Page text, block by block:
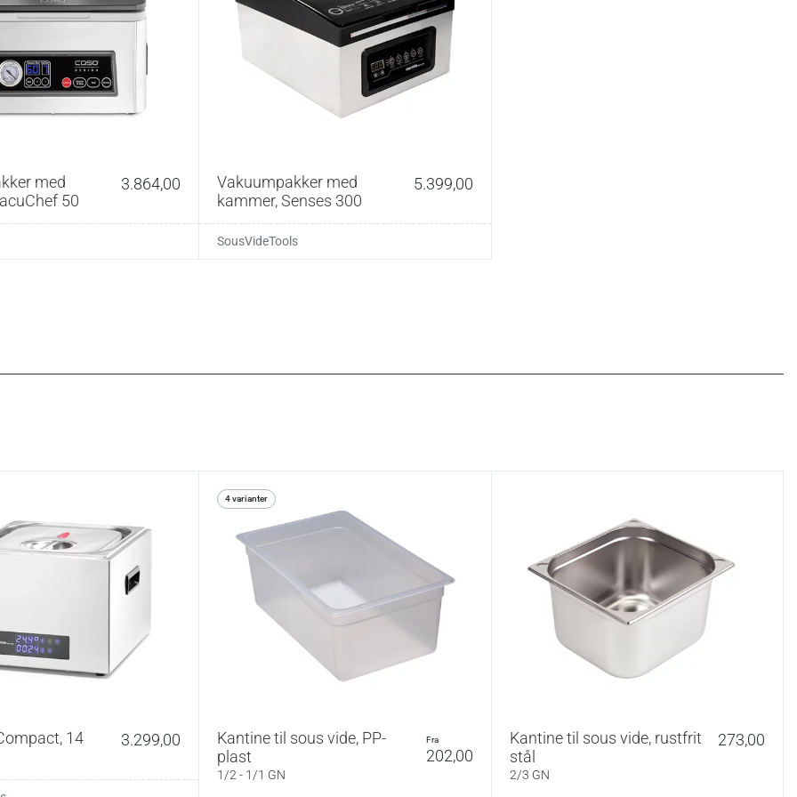
Ca. 150 μm
Op til 100 °C (maks. 8 timer)
Op til 70 °C
Riflet struktur, beskytter mod frostskader
tørt og rent.
med
50
3.864,00
Vakuumpakker med
kammer, Senses 300
5.399,00
SousVideTools
14 3.299,00
4 varianter
Kantine til sous vide, PP-
plast
1/2 - 1/1 GN
fra
202,00
Kantine til sous vide, rustfrit
stål
2/3 GN
273,00